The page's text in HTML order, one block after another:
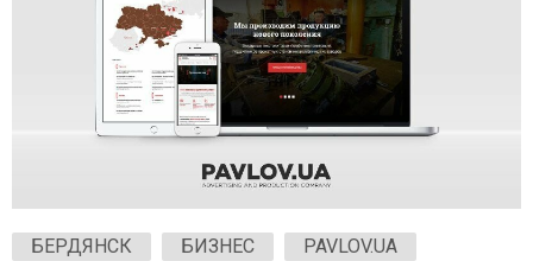
БЕРДЯНСК БИЗНЕС PAVLOV.UA